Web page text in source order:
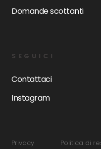
Domande scottanti
SEGUICI
Contattaci
Instagram
Privacy
Politica di